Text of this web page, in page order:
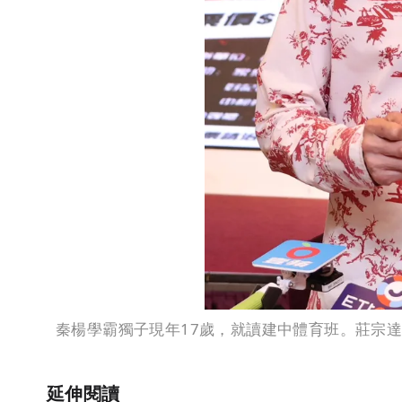
秦楊學霸獨子現年17歲，就讀建中體育班。莊宗
延伸閱讀